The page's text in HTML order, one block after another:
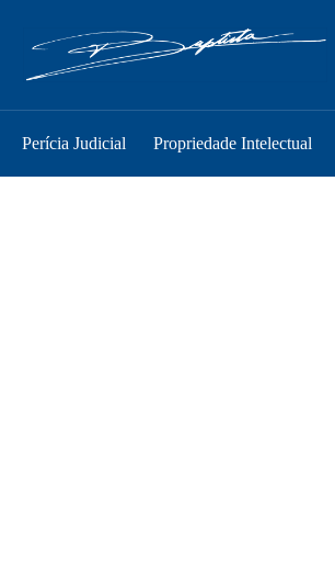
Perícia Judicial Propriedade Intelectual